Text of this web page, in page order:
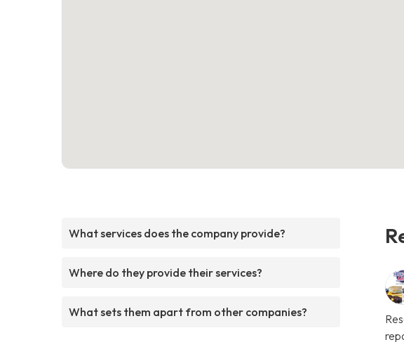
What services does the company provide?
Where do they provide their services?
What sets them apart from other companies?